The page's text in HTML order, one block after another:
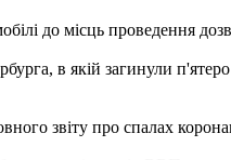
до місць проведення
в якій загинули п'ятеро
звіту про спалах